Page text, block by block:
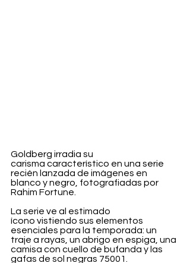
Goldberg irradia su
carisma característico en una serie
recién lanzada de imágenes en
blanco y negro, fotografiadas por
Rahim Fortune.
La serie ve al estimado
ícono vistiendo sus elementos
esenciales para la temporada: un
traje a rayas, un abrigo en espiga, una
camisa con cuello de bufanda y las
gafas de sol negras 75001.